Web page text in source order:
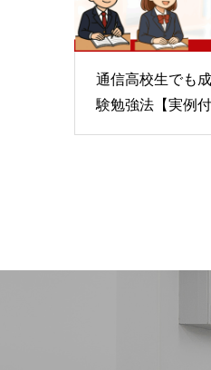
通信高校生でも
験勉強法【実例